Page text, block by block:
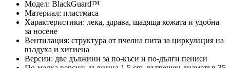
Модел: BlackGuard™
Материал: пластмаса
Характеристики: лека, здрава, щадяща кожата и удобна
за носене
Вентилация: структура от пчелна пита за циркулация на
въздуха и хигиена
Версии: две дължини за по-къси и по-дълги пениси